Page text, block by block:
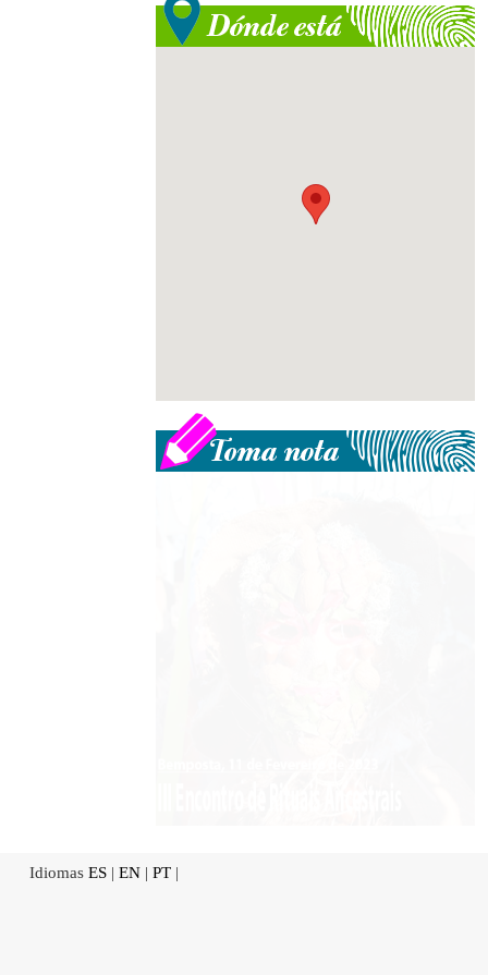
Idiomas ES | EN | PT |